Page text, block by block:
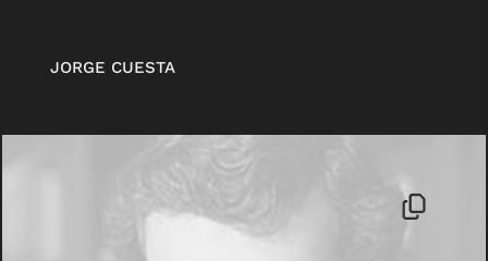
JORGE CUESTA